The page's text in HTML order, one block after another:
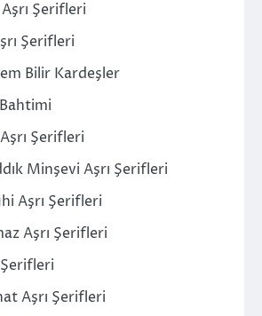
Şerifleri
Şerifleri
Bilir Kardeşler
Şerifleri
Minşevi Aşrı Şerifleri
Aşrı Şerifleri
Aşrı Şerifleri
Aşrı Şerifleri